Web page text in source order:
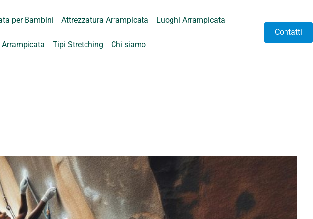
per Bambini Attrezzatura Arrampicata Luoghi Arrampicata
Tipi Stretching Chi siamo
Contatti